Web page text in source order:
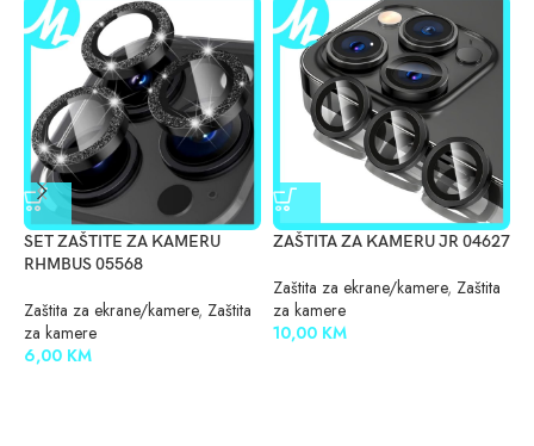
SET ZAŠTITE ZA KAMERU
RHMBUS 05568
Zaštita za ekrane/kamere, Zaštita
za kamere
6,00 KM
ZAŠTITA ZA KAMERU JR 04627
Zaštita za ekrane/kamere, Zaštita
za kamere
10,00 KM